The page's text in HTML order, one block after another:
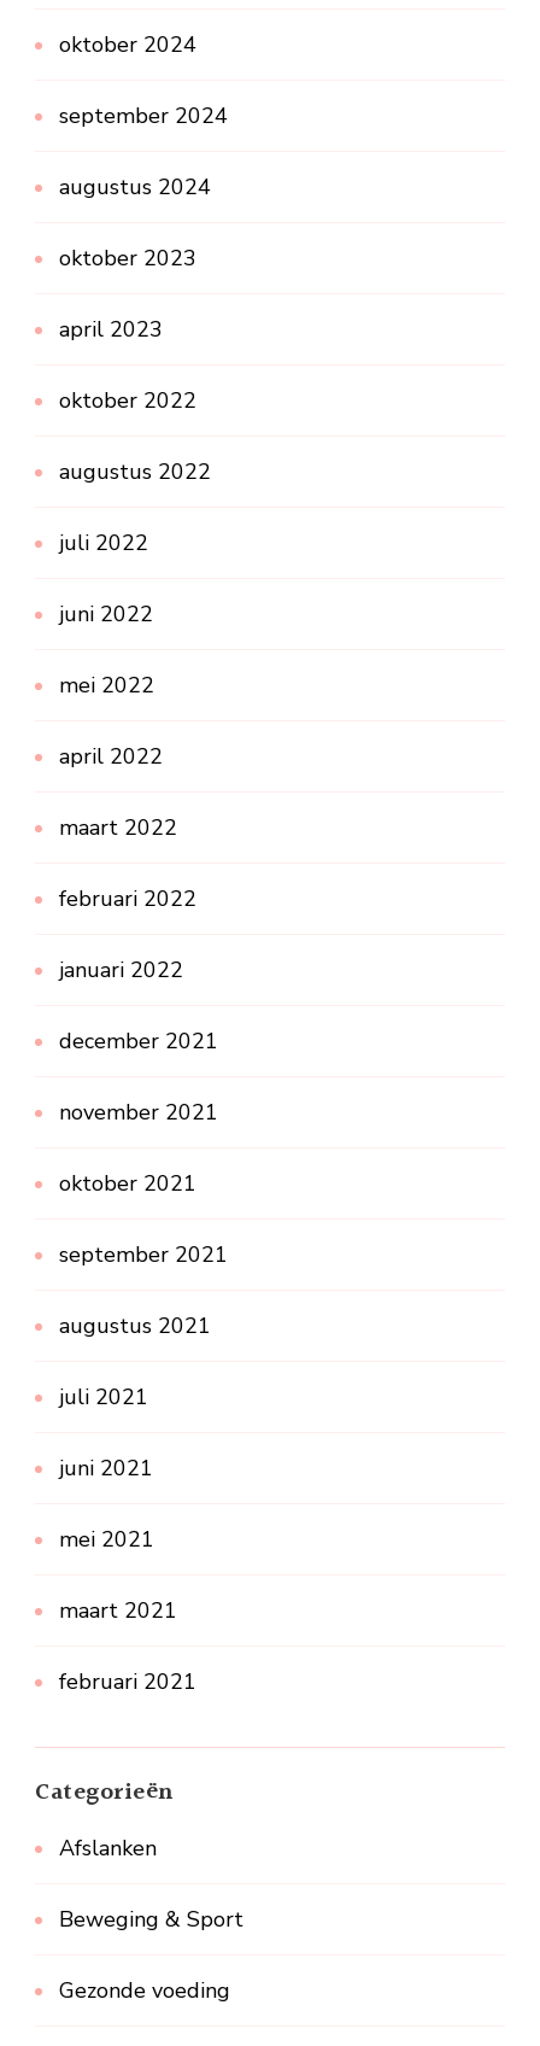
oktober 2024
september 2024
augustus 2024
oktober 2023
april 2023
oktober 2022
augustus 2022
juli 2022
juni 2022
mei 2022
april 2022
maart 2022
februari 2022
januari 2022
december 2021
november 2021
oktober 2021
september 2021
augustus 2021
juli 2021
juni 2021
mei 2021
maart 2021
februari 2021
Categorieën
Afslanken
Beweging & Sport
Gezonde voeding